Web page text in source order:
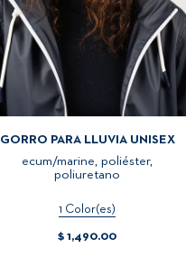
GORRO PARA LLUVIA UNISEX
ecum/marine, poliéster,
poliuretano
1 Color(es)
$ 1,490.00